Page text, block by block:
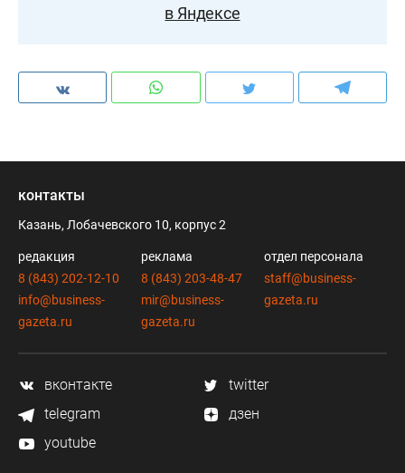
в Яндексе
контакты
Казань, Лобачевского 10, корпус 2
редакция
8 (843) 202-12-10
info@business-
gazeta.ru
реклама
8 (843) 203-48-47
mir@business-
gazeta.ru
отдел персонала
staff@business-
gazeta.ru
вконтакте
twitter
telegram
дзен
youtube